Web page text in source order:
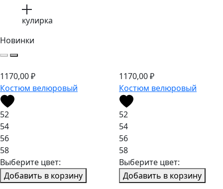
кулирка
Новинки
1170,00₽
Костюм велюровый
52
54
56
58
Выберите цвет:
Добавить в корзину
1170,00₽
Костюм велюровый
52
54
56
58
Выберите цвет:
Добавить в корзину